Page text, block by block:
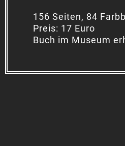
156 Seiten, 84
Preis: 17 Euro
Buch im Museum